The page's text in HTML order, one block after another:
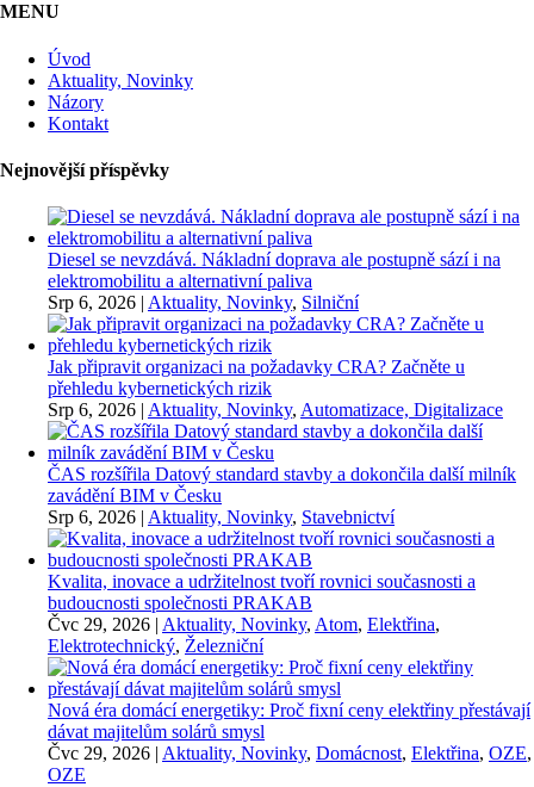
MENU
Úvod
Aktuality, Novinky
Názory
Kontakt
Nejnovější příspěvky
Diesel se nevzdává. Nákladní doprava ale postupně sází i na
elektromobilitu a alternativní paliva
Srp 6, 2026 | Aktuality, Novinky, Silniční
Jak připravit organizaci na požadavky CRA? Začněte u
přehledu kybernetických rizik
Srp 6, 2026 | Aktuality, Novinky, Automatizace, Digitalizace
ČAS rozšířila Datový standard stavby a dokončila další milník
zavádění BIM v Česku
Srp 6, 2026 | Aktuality, Novinky, Stavebnictví
Kvalita, inovace a udržitelnost tvoří rovnici současnosti a
budoucnosti společnosti PRAKAB
Čvc 29, 2026 | Aktuality, Novinky, Atom, Elektřina,
Elektrotechnický, Železniční
Nová éra domácí energetiky: Proč fixní ceny elektřiny přestávají
dávat majitelům solárů smysl
Čvc 29, 2026 | Aktuality, Novinky, Domácnost, Elektřina, OZE,
OZE